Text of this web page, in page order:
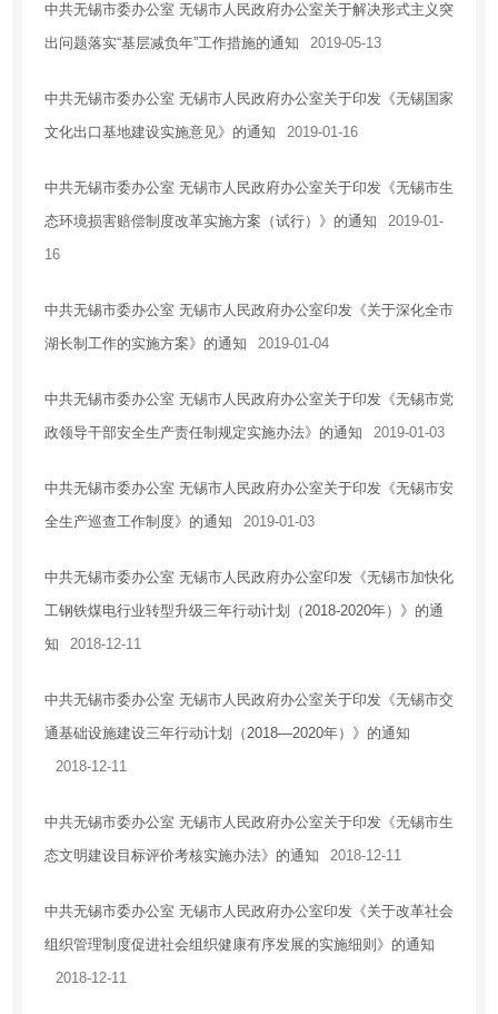
中共无锡市委办公室 无锡市人民政府办公室关于解决形式主义突
出问题落实“基层减负年”工作措施的通知
2019-05-13
中共无锡市委办公室 无锡市人民政府办公室关于印发《无锡国家
文化出口基地建设实施意见》的通知
2019-01-16
中共无锡市委办公室 无锡市人民政府办公室关于印发《无锡市生
态环境损害赔偿制度改革实施方案（试行）》的通知
2019-01-
16
中共无锡市委办公室 无锡市人民政府办公室印发《关于深化全市
湖长制工作的实施方案》的通知
2019-01-04
中共无锡市委办公室 无锡市人民政府办公室关于印发《无锡市党
政领导干部安全生产责任制规定实施办法》的通知
2019-01-03
中共无锡市委办公室 无锡市人民政府办公室关于印发《无锡市安
全生产巡查工作制度》的通知
2019-01-03
中共无锡市委办公室 无锡市人民政府办公室印发《无锡市加快化
工钢铁煤电行业转型升级三年行动计划（2018-2020年）》的通
知
2018-12-11
中共无锡市委办公室 无锡市人民政府办公室关于印发《无锡市交
通基础设施建设三年行动计划（2018—2020年）》的通知
2018-12-11
中共无锡市委办公室 无锡市人民政府办公室关于印发《无锡市生
态文明建设目标评价考核实施办法》的通知
2018-12-11
中共无锡市委办公室 无锡市人民政府办公室印发《关于改革社会
组织管理制度促进社会组织健康有序发展的实施细则》的通知
2018-12-11